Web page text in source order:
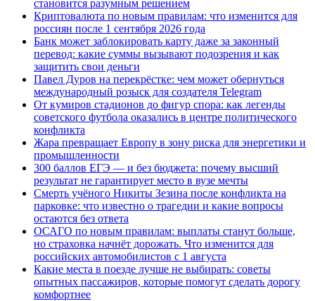
становится разумным решением
Криптовалюта по новым правилам: что изменится для
россиян после 1 сентября 2026 года
Банк может заблокировать карту даже за законный
перевод: какие суммы вызывают подозрения и как
защитить свои деньги
Павел Дуров на перекрёстке: чем может обернуться
международный розыск для создателя Telegram
От кумиров стадионов до фигур спора: как легенды
советского футбола оказались в центре политического
конфликта
Жара превращает Европу в зону риска для энергетики и
промышленности
300 баллов ЕГЭ — и без бюджета: почему высший
результат не гарантирует место в вузе мечты
Смерть учёного Никиты Зезина после конфликта на
парковке: что известно о трагедии и какие вопросы
остаются без ответа
ОСАГО по новым правилам: выплаты станут больше,
но страховка начнёт дорожать. Что изменится для
российских автомобилистов с 1 августа
Какие места в поезде лучше не выбирать: советы
опытных пассажиров, которые помогут сделать дорогу
комфортнее